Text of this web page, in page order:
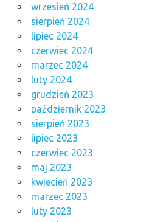
wrzesień 2024
sierpień 2024
lipiec 2024
czerwiec 2024
marzec 2024
luty 2024
grudzień 2023
październik 2023
sierpień 2023
lipiec 2023
czerwiec 2023
maj 2023
kwiecień 2023
marzec 2023
luty 2023